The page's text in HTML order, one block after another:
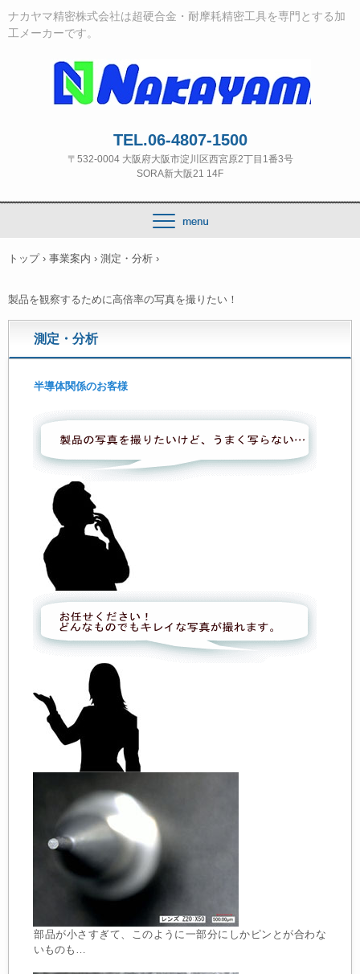
ナカヤマ精密株式会社は超硬合金・耐摩耗精密工具を専門とする加
工メーカーです。
TEL.06-4807-1500
〒532‐0004 大阪府大阪市淀川区西宮原2丁目1番3号
SORA新大阪21 14F
トップ › 事業案内 › 測定・分析 ›
製品を観察するために高倍率の写真を撮りたい！
測定・分析
半導体関係のお客様
部品が小さすぎて、このように一部分にしかピンとが合わな
いものも…